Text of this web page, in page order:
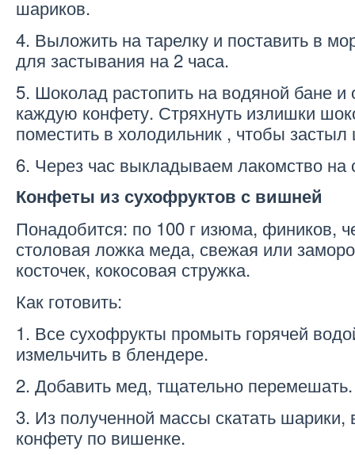
шариков.
4. Выложить на тарелку и поставить в
для застывания на 2 часа.
5. Шоколад растопить на водяной бане и
каждую конфету. Стряхнуть излишки
поместить в холодильник , чтобы
6. Через час выкладываем лакомство на
Конфеты из сухофруктов с вишней
Понадобится: по 100 г изюма, фиников,
столовая ложка меда, свежая или
косточек, кокосовая стружка.
Как готовить:
1. Все сухофрукты промыть горячей
измельчить в блендере.
2. Добавить мед, тщательно перемешать.
3. Из полученной массы скатать
конфету по вишенке.